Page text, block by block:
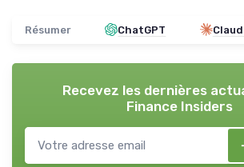
Résumer ChatGPT
Recevez les dernières
Finance Insiders